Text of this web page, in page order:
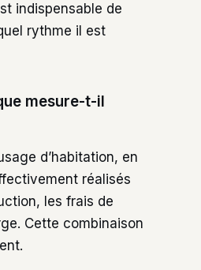
indispensable de
rythme il est
mesure-t-il
d’habitation, en
réalisés
les frais de
Cette combinaison